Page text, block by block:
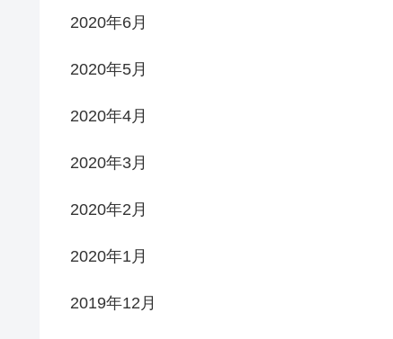
2020年6月
2020年5月
2020年4月
2020年3月
2020年2月
2020年1月
2019年12月